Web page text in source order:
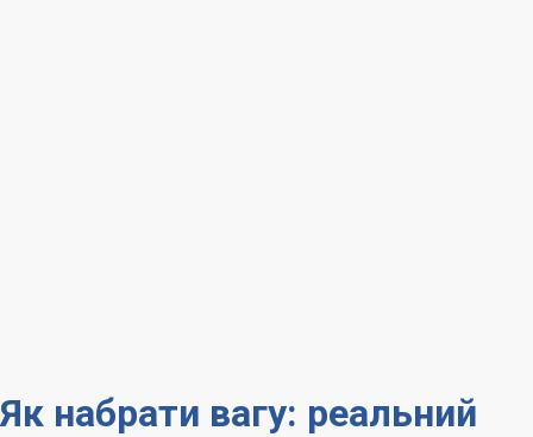
Як набрати вагу: реальний